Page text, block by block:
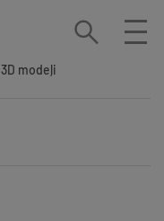
3D modeļi